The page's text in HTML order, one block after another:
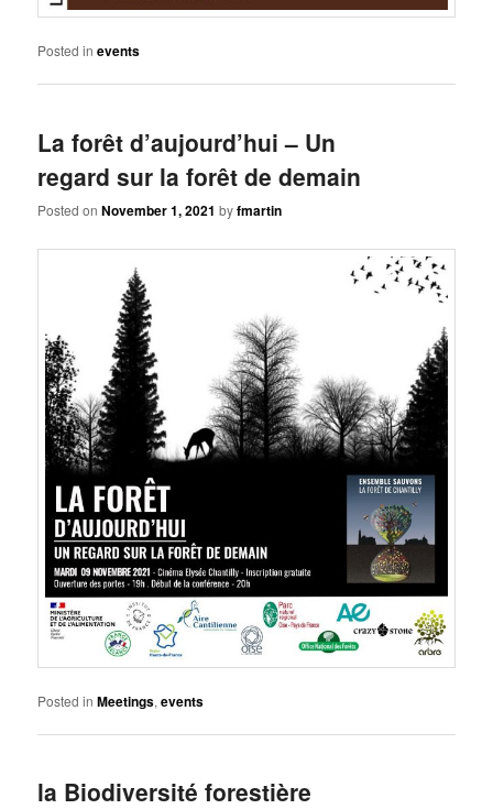
Posted in events
La forêt d’aujourd’hui – Un
regard sur la forêt de demain
Posted onNovember 1, 2021 byfmartin
Posted in Meetings,events
la Biodiversité forestière